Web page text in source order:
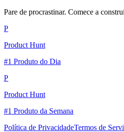
Pare de procrastinar. Comece a
P
Product Hunt
#1 Produto do Dia
P
Product Hunt
#1 Produto da Semana
Política de PrivacidadeTermos de